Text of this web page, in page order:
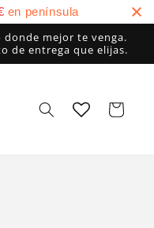
en península
donde mejor te venga.
de entrega que elijas.
Carrito